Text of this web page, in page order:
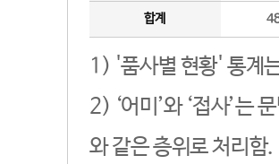
합계
1) '품사별 현황' 통계
2) ‘어미’와 ‘접사’는
와 같은 층위로 처리함.